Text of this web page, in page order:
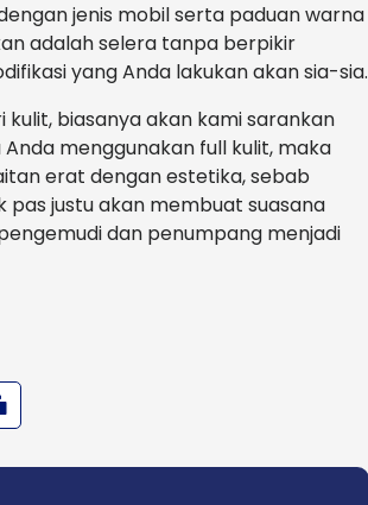
jenis mobil serta paduan warna
adalah selera tanpa berpikir
yang Anda lakukan akan sia-sia.
biasanya akan kami sarankan
menggunakan full kulit, maka
erat dengan estetika, sebab
justu akan membuat suasana
dan penumpang menjadi